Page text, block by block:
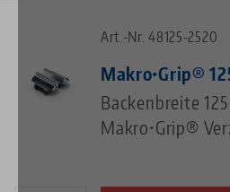
Art.-Nr. 48125-2520
Makro•Grip®
Backenbreite
Makro•Grip®